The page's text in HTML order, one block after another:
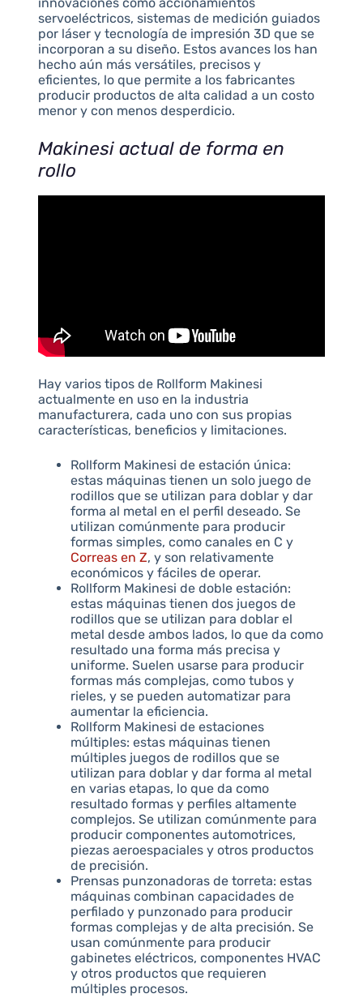
servoeléctricos, sistemas de medición guiados
por láser y tecnología de impresión 3D que se
incorporan a su diseño. Estos avances los han
hecho aún más versátiles, precisos y
eficientes, lo que permite a los fabricantes
producir productos de alta calidad a un costo
menor y con menos desperdicio.
Makinesi actual de forma en
rollo
Hay varios tipos de Rollform Makinesi
actualmente en uso en la industria
manufacturera, cada uno con sus propias
características, beneficios y limitaciones.
Rollform Makinesi de estación única:
estas máquinas tienen un solo juego de
rodillos que se utilizan para doblar y dar
forma al metal en el perfil deseado. Se
utilizan comúnmente para producir
formas simples, como canales en C y
Correas en Z, y son relativamente
económicos y fáciles de operar.
Rollform Makinesi de doble estación:
estas máquinas tienen dos juegos de
rodillos que se utilizan para doblar el
metal desde ambos lados, lo que da como
resultado una forma más precisa y
uniforme. Suelen usarse para producir
formas más complejas, como tubos y
rieles, y se pueden automatizar para
aumentar la eficiencia.
Rollform Makinesi de estaciones
múltiples: estas máquinas tienen
múltiples juegos de rodillos que se
utilizan para doblar y dar forma al metal
en varias etapas, lo que da como
resultado formas y perfiles altamente
complejos. Se utilizan comúnmente para
producir componentes automotrices,
piezas aeroespaciales y otros productos
de precisión.
Prensas punzonadoras de torreta: estas
máquinas combinan capacidades de
perfilado y punzonado para producir
formas complejas y de alta precisión. Se
usan comúnmente para producir
gabinetes eléctricos, componentes HVAC
y otros productos que requieren
múltiples procesos.